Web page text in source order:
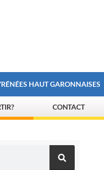
HAUT GARONNAISES
CONTACT